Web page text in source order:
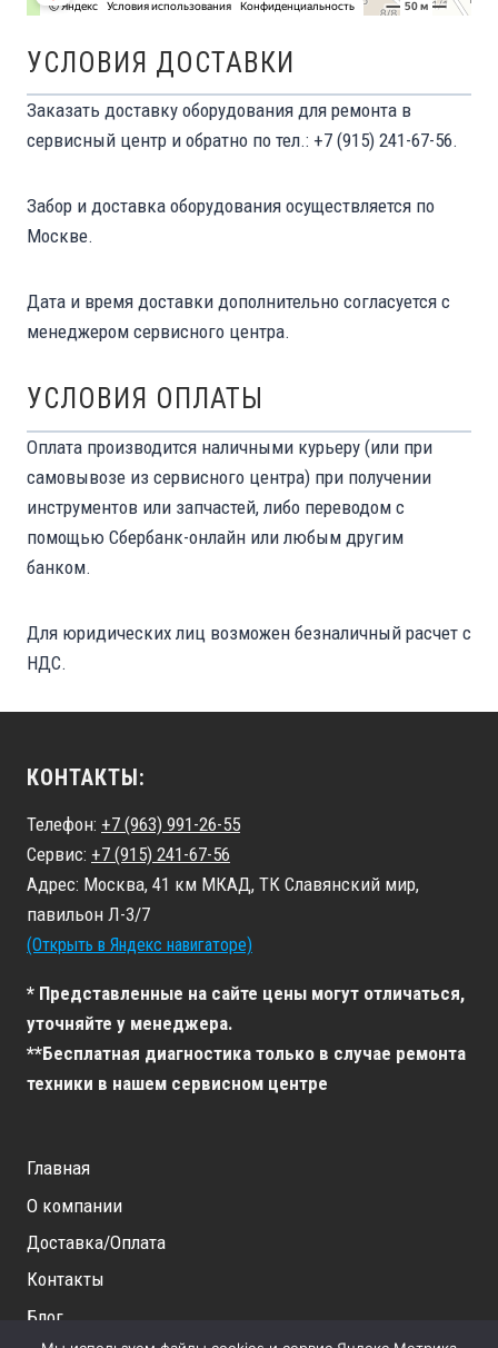
УСЛОВИЯ ДОСТАВКИ
Заказать доставку оборудования для ремонта в
сервисный центр и обратно по тел.: +7 (915) 241-67-56.
Забор и доставка оборудования осуществляется по
Москве.
Дата и время доставки дополнительно согласуется с
менеджером сервисного центра.
УСЛОВИЯ ОПЛАТЫ
Оплата производится наличными курьеру (или при
самовывозе из сервисного центра) при получении
инструментов или запчастей, либо переводом с
помощью Сбербанк-онлайн или любым другим
банком.
Для юридических лиц возможен безналичный расчет с
НДС.
КОНТАКТЫ:
Телефон: +7 (963) 991-26-55
Сервис: +7 (915) 241-67-56
Адрес: Москва, 41 км МКАД, ТК Славянский мир,
павильон Л-3/7
(Открыть в Яндекс навигаторе)
* Представленные на сайте цены могут отличаться,
уточняйте у менеджера.
**Бесплатная диагностика только в случае ремонта
техники в нашем сервисном центре
Главная
О компании
Доставка/Оплата
Контакты
Блог